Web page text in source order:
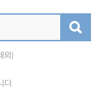
외)
다.